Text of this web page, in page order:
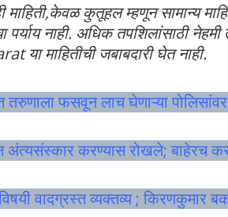
केवळ कुतूहल म्हणून सामान्य
पर्याय नाही. अधिक तपशिलांसाठी नेहमी
या माहितीची जबाबदारी घेत नाही.
तरुणाला फसवून लाच घेणाऱ्या
अंत्यसंस्कार करण्यास रोखले; बाहेरच
वादग्रस्त व्यक्तव्य ; किरणकुमार